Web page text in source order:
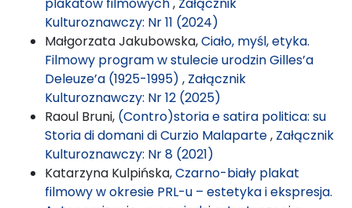
Kulturoznawczy: Nr 11 (2024)
Małgorzata Jakubowska,Ciało, myśl, etyka.
Filmowy program w stulecie urodzin Gilles’a
Deleuze’a (1925-1995) , Załącznik
Kulturoznawczy: Nr 12 (2025)
Raoul Bruni, (Contro)storia e satira politica: su
Storia di domani di Curzio Malaparte, Załącznik
Kulturoznawczy: Nr 8 (2021)
Katarzyna Kulpińska,Czarno-biały plakat
filmowy w okresie PRL-u – estetyka i ekspresja.